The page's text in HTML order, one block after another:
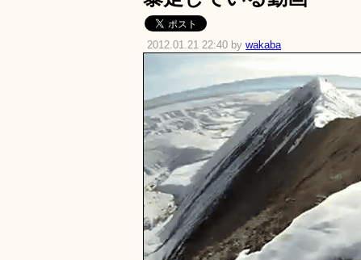
2012.01.21 22:40 by wakaba